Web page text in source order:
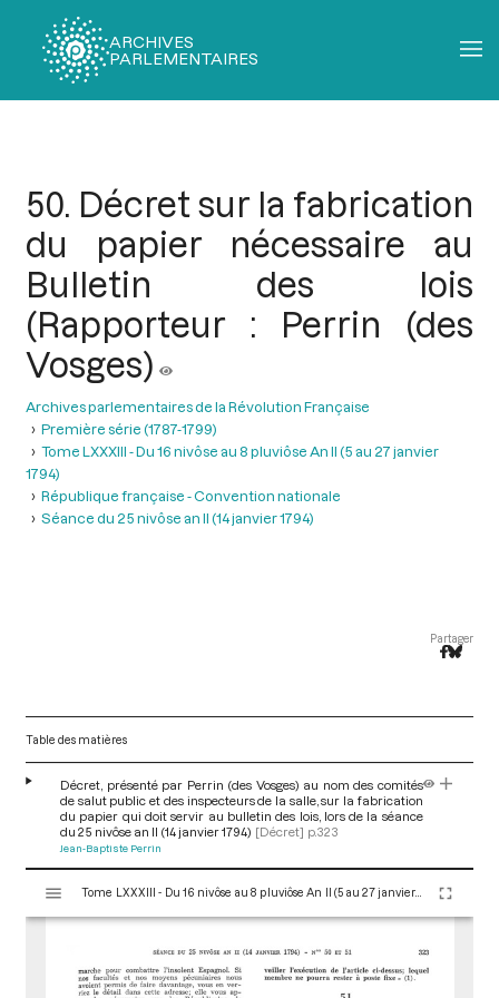
ARCHIVES
PARLEMENTAIRES
50. Décret sur la fabrication
du papier nécessaire au
Bulletin des lois
(Rapporteur : Perrin (des
Vosges)
Archives parlementaires de la Révolution Française
Première série (1787-1799)
Tome LXXXIII - Du 16 nivôse au 8 pluviôse An II (5 au 27 janvier
1794)
République française - Convention nationale
Séance du 25 nivôse an II (14 janvier 1794)
Partager
Table des matières
Décret, présenté par Perrin (des Vosges) au nom des comités
de salut public et des inspecteurs de la salle, sur la fabrication
du papier qui doit servir au bulletin des lois, lors de la séance
du 25 nivôse an II (14 janvier 1794) [Décret] p.323
Jean-Baptiste Perrin
s